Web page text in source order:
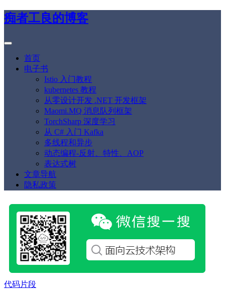
痴者工良的博客
首页
电子书
Istio 入门教程
kubernetes 教程
从零设计开发 .NET 开发框架
Maomi.MQ 消息队列框架
TorchSharp 深度学习
从 C# 入门 Kafka
多线程和异步
动态编程-反射、特性、AOP
表达式树
文章导航
隐私政策
代码片段